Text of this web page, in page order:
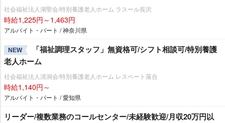
社会福祉法人湖聖会/特別養護老人ホーム ラスール長沢
時給1,225円～1,463円
アルバイト・パート / 神奈川県
NEW
「福祉調理スタッフ」無資格可/シフト相談可/特別養護
老人ホーム
社会福祉法人清洞会/特別養護老人ホーム レスペート落合
時給1,140円～
アルバイト・パート / 愛知県
リーダー/複数業務のコールセンター/未経験歓迎/月収20万円以